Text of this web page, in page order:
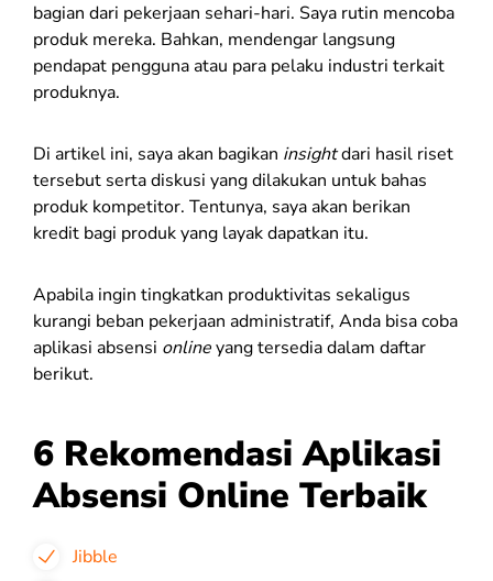
bagian dari pekerjaan sehari-hari. Saya rutin mencoba
produk mereka. Bahkan, mendengar langsung
pendapat pengguna atau para pelaku industri terkait
produknya.
Di artikel ini, saya akan bagikan insightdari hasil riset
tersebut serta diskusi yang dilakukan untuk bahas
produk kompetitor. Tentunya, saya akan berikan
kredit bagi produk yang layak dapatkan itu.
Apabila ingin tingkatkan produktivitas sekaligus
kurangi beban pekerjaan administratif, Anda bisa coba
aplikasi absensi onlineyang tersedia dalam daftar
berikut.
6 Rekomendasi Aplikasi
Absensi Online Terbaik
Jibble